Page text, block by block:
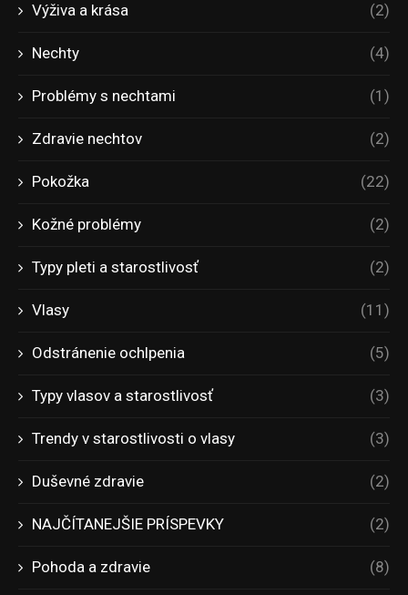
Výživa a krása (2)
Nechty (4)
Problémy s nechtami (1)
Zdravie nechtov (2)
Pokožka (22)
Kožné problémy (2)
Typy pleti a starostlivosť (2)
Vlasy (11)
Odstránenie ochlpenia (5)
Typy vlasov a starostlivosť (3)
Trendy v starostlivosti o vlasy (3)
Duševné zdravie (2)
NAJČÍTANEJŠIE PRÍSPEVKY (2)
Pohoda a zdravie (8)